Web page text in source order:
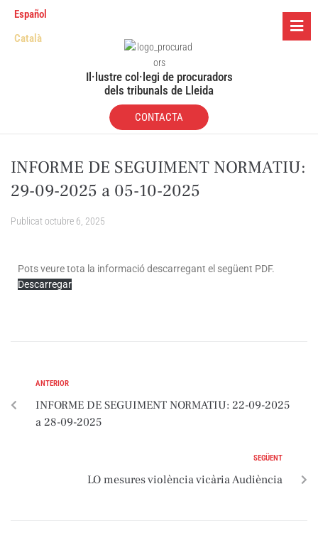
Español
Català
Il·lustre col·legi de procuradors
dels tribunals de Lleida
CONTACTA
INFORME DE SEGUIMENT NORMATIU:
29-09-2025 a 05-10-2025
Publicat octubre 6, 2025
Pots veure tota la informació descarregant el següent PDF.
Descarregar
ANTERIOR
INFORME DE SEGUIMENT NORMATIU: 22-09-2025
a 28-09-2025
SEGÜENT
LO mesures violència vicària Audiència